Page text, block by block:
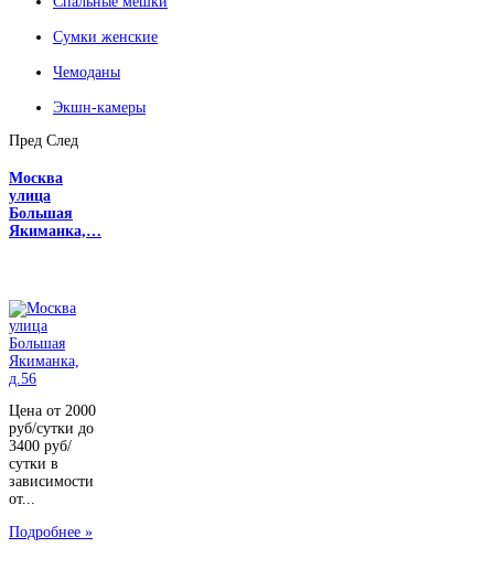
Сумки женские
Чемоданы
Экшн-камеры
Пред След
Москва
улица
Большая
Якиманка,…
Цена от 2000
руб/сутки до
3400 руб/
сутки в
зависимости
от...
Подробнее »